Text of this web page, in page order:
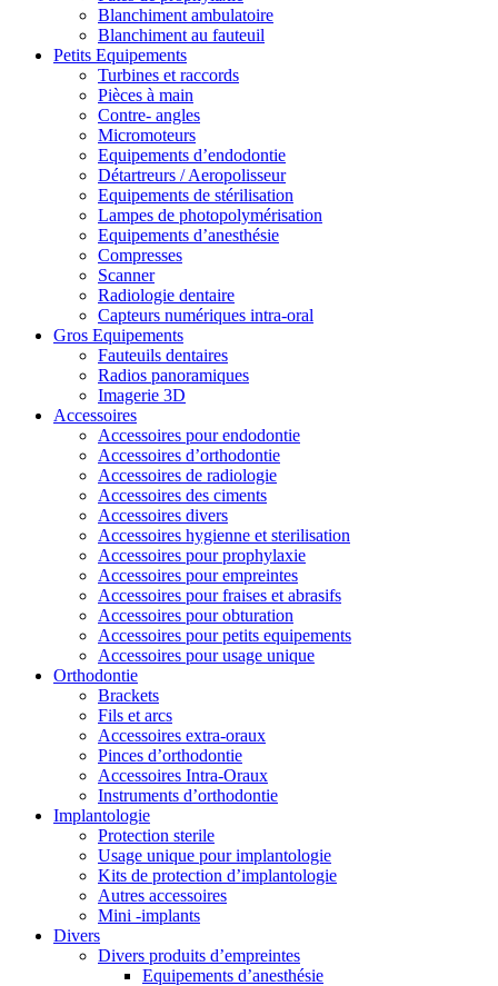
Blanchiment ambulatoire
Blanchiment au fauteuil
Petits Equipements
Turbines et raccords
Pièces à main
Contre- angles
Micromoteurs
Equipements d’endodontie
Détartreurs / Aeropolisseur
Equipements de stérilisation
Lampes de photopolymérisation
Equipements d’anesthésie
Compresses
Scanner
Radiologie dentaire
Capteurs numériques intra-oral
Gros Equipements
Fauteuils dentaires
Radios panoramiques
Imagerie 3D
Accessoires
Accessoires pour endodontie
Accessoires d’orthodontie
Accessoires de radiologie
Accessoires des ciments
Accessoires divers
Accessoires hygienne et sterilisation
Accessoires pour prophylaxie
Accessoires pour empreintes
Accessoires pour fraises et abrasifs
Accessoires pour obturation
Accessoires pour petits equipements
Accessoires pour usage unique
Orthodontie
Brackets
Fils et arcs
Accessoires extra-oraux
Pinces d’orthodontie
Accessoires Intra-Oraux
Instruments d’orthodontie
Implantologie
Protection sterile
Usage unique pour implantologie
Kits de protection d’implantologie
Autres accessoires
Mini -implants
Divers
Divers produits d’empreintes
Equipements d’anesthésie